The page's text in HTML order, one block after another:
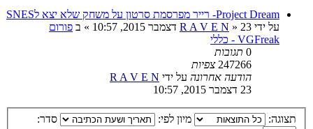
Project Dream- רייר מפרסמת סרטון על משחק שלא יצא לSNES
על ידי
R A V E N » 23 דצמבר 2015, 10:57 » ב פורום
VGFreak - כללי
0 תגובות
247266 צפיות
הודעה אחרונה על ידי R A V E N
23 דצמבר 2015, 10:57
תצוגה: מיון לפי: סדר: